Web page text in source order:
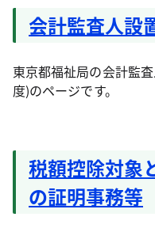
会計監査人設
東京都福祉局の会計監
度)のページです。
税額控除対象
の証明事務等